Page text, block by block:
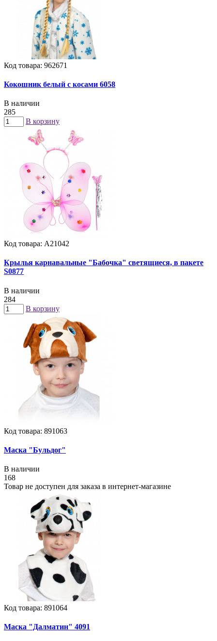
Код товара: 962671
Кокошник белый с косами 6058
В наличии
285
В корзину
Код товара: А21042
Крылья карнавальные "Бабочка" светящиеся, в пакете
S0877
В наличии
284
В корзину
Код товара: 891063
Маска "Бульдог"
В наличии
168
Товар не доступен для заказа в интернет-магазине
Код товара: 891064
Маска "Далматин" 4091